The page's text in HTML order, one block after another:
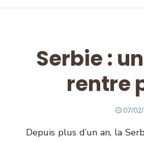
Serbie :
rentre
07/
Depuis plus d’un an, la